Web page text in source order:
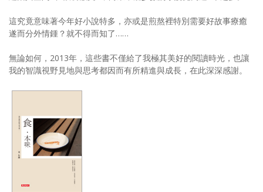
這究竟意味著今年好小說特多，亦或是煎熬裡特別需要好故事療癒
遂而分外情鍾？就不得而知了……
無論如何，2013年，這些書不僅給了我極其美好的閱讀時光，也讓
我的智識視野見地與思考都因而有所精進與成長，在此深深感謝。